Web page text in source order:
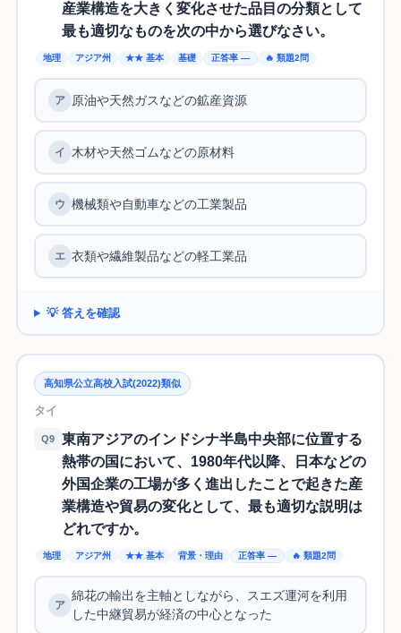
産業構造を大きく変化させた品目の分類として
最も適切なものを次の中から選びなさい。
地理 アジア州 ★★ 基本 基礎 正答率 — 🔥 類題2問
原油や天然ガスなどの鉱産資源
木材や天然ゴムなどの原材料
機械類や自動車などの工業製品
衣類や繊維製品などの軽工業品
💡 答えを確認
高知県公立高校入試(2022)類似
タイ
Q9
東南アジアのインドシナ半島中央部に位置する
熱帯の国において、1980年代以降、日本などの
外国企業の工場が多く進出したことで起きた産
業構造や貿易の変化として、最も適切な説明は
どれですか。
地理 アジア州 ★★ 基本 背景・理由 正答率 — 🔥 類題2問
綿花の輸出を主軸としながら、スエズ運河を利用
した中継貿易が経済の中心となった